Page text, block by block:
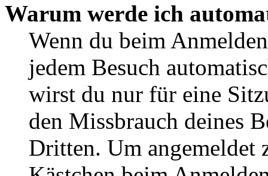
Warum werde ich
Wenn du beim
jedem Besuch
wirst du nur für eine
den Missbrauch deines
Dritten. Um angemeldet